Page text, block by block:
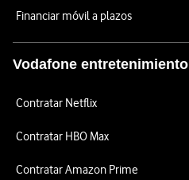
Financiar móvil a plazos
Vodafone entretenimiento
Contratar Netflix
Contratar HBO Max
Contratar Amazon Prime